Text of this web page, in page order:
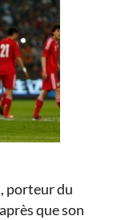
porteur du
que son